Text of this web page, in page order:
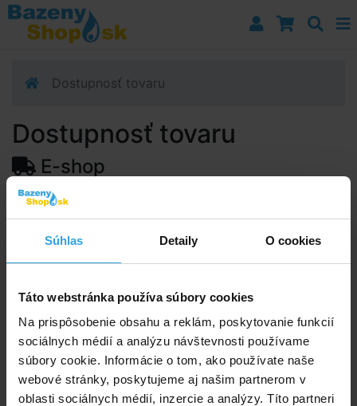
Súhlas Detaily O cookies
Táto webstránka používa súbory cookies
Na prispôsobenie obsahu a reklám, poskytovanie funkcií
sociálnych médií a analýzu návštevnosti používame
súbory cookie. Informácie o tom, ako používate naše
webové stránky, poskytujeme aj našim partnerom v
oblasti sociálnych médií, inzercie a analýzy. Títo partneri
Prejsť k navigácii
Prejsť na obsah
Prejsť k bočnému stĺpci
Dostupnosť tovaru
Dostupnosť tovaru
E-shop
Dostupnosť:
výdajné miesto:
12.08.2026
môže sa zmeniť.
Poradíme vám!
info@bazenyshop.sk
02 2057 0035